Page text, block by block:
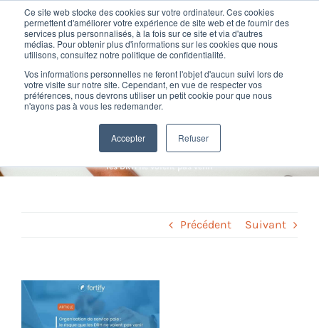
Ce site web stocke des cookies sur votre ordinateur. Ces cookies
permettent d'améliorer votre expérience de site web et de fournir des
services plus personnalisés, à la fois sur ce site et via d'autres
médias. Pour obtenir plus d'informations sur les cookies que nous
utilisons, consultez notre politique de confidentialité.
Vos informations personnelles ne feront l'objet d'aucun suivi lors de
votre visite sur notre site. Cependant, en vue de respecter vos
préférences, nous devrons utiliser un petit cookie pour que nous
n'ayons pas à vous les redemander.
Accepter Refuser
Passer
contenu
Nos offres
Formation
Nos clients
Fortify
Support
Organisation de service paie
: le risque que les DRH ne
voient pas venir
Paie et social»Organisation de service paie : le risque que
les DRH ne voient pas venir
Précédent Suivant
Voir
l'image
agrandie